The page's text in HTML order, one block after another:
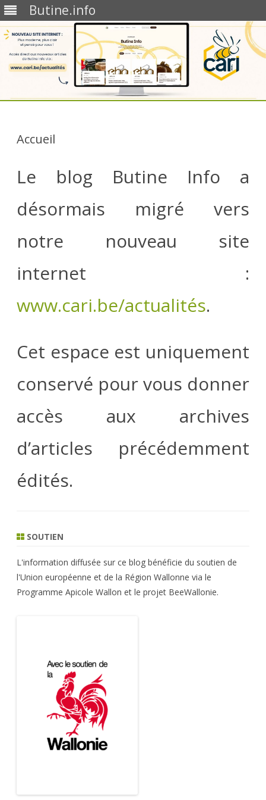
Butine.info
Accueil
Le blog Butine Info a
désormais migré vers
notre nouveau site
internet :
www.cari.be/actualités.
Cet espace est uniquement
conservé pour vous donner
accès aux archives
d’articles précédemment
édités.
SOUTIEN
L'information diffusée sur ce blog bénéficie du soutien de
l'Union européenne et de la Région Wallonne via le
Programme Apicole Wallon et le projet BeeWallonie.